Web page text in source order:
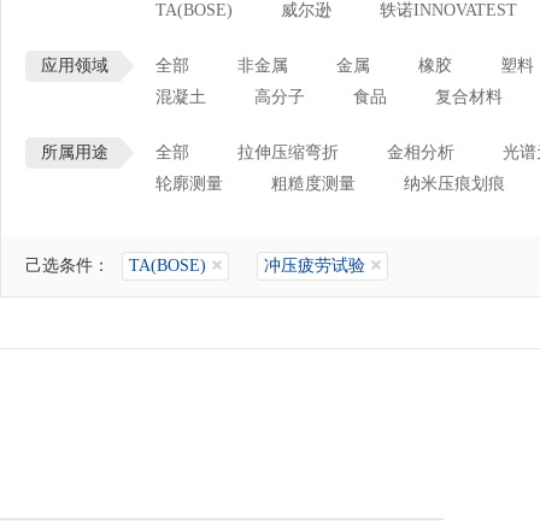
TA(BOSE)
威尔逊 轶诺INNOVATEST
应用领域 全部 非金属 金属 橡胶
塑料
混凝土
高分子 食品 复合材料
所属用途 全部 拉伸压缩弯折 金相分析
光谱
轮廓测量
粗糙度测量 纳米压痕划痕
己选条件： TA(BOSE) 冲压疲劳试验